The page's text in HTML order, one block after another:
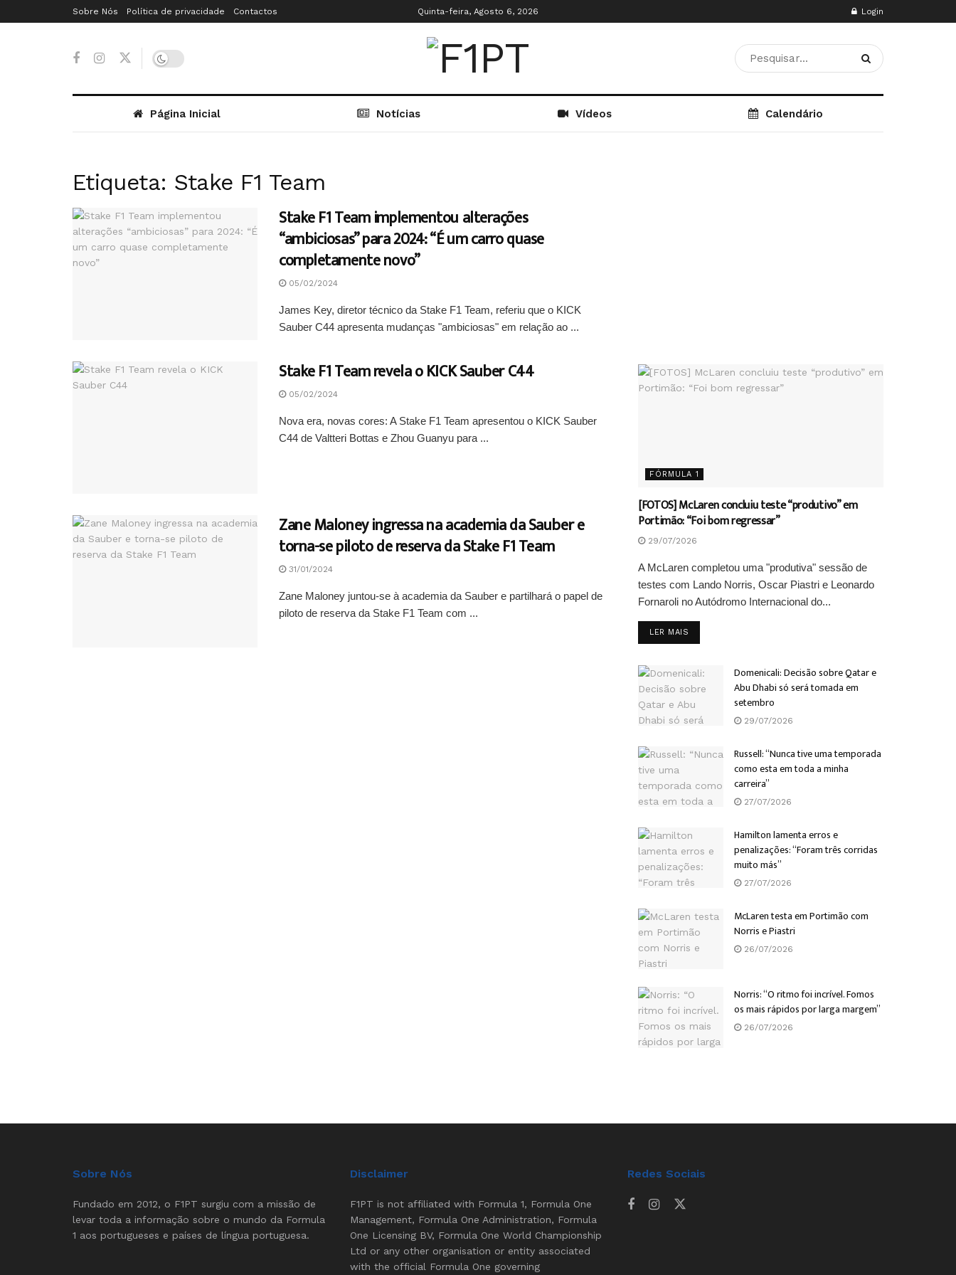
Sobre Nós Política de privacidade Contactos Quinta-feira, Agosto 6, 2026 Login
Página Inicial Notícias Vídeos Calendário
Etiqueta: Stake F1 Team
Stake F1 Team implementou alterações
“ambiciosas” para 2024: “É um carro quase
completamente novo”
05/02/2024
James Key, diretor técnico da Stake F1 Team, referiu que o KICK
Sauber C44 apresenta mudanças "ambiciosas" em relação ao ...
Stake F1 Team revela o KICK Sauber C44
05/02/2024
Nova era, novas cores: A Stake F1 Team apresentou o KICK Sauber
C44 de Valtteri Bottas e Zhou Guanyu para ...
Zane Maloney ingressa na academia da Sauber e
torna-se piloto de reserva da Stake F1 Team
31/01/2024
Zane Maloney juntou-se à academia da Sauber e partilhará o papel de
piloto de reserva da Stake F1 Team com ...
FÓRMULA 1
[FOTOS] McLaren concluiu teste “produtivo” em
Portimão: “Foi bom regressar”
29/07/2026
A McLaren completou uma "produtiva" sessão de
testes com Lando Norris, Oscar Piastri e Leonardo
Fornaroli no Autódromo Internacional do...
LER MAIS
Domenicali: Decisão sobre Qatar e
Abu Dhabi só será tomada em
setembro
29/07/2026
Russell: “Nunca tive uma temporada
como esta em toda a minha
carreira”
27/07/2026
Hamilton lamenta erros e
penalizações: “Foram três corridas
muito más”
27/07/2026
McLaren testa em Portimão com
Norris e Piastri
26/07/2026
Norris: “O ritmo foi incrível. Fomos
os mais rápidos por larga margem”
26/07/2026
Sobre Nós
Fundado em 2012, o F1PT surgiu com a missão de
levar toda a informação sobre o mundo da Formula
1 aos portugueses e países de língua portuguesa.
Disclaimer
F1PT is not affiliated with Formula 1, Formula One
Management, Formula One Administration, Formula
One Licensing BV, Formula One World Championship
Ltd or any other organisation or entity associated
with the official Formula One governing
Redes Sociais